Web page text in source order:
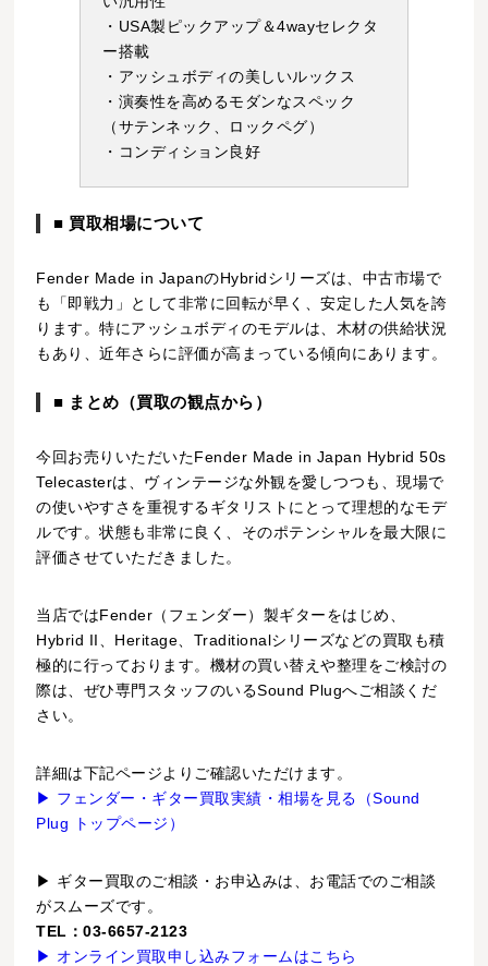
・USA製ピックアップ＆4wayセレクタ
ー搭載
・アッシュボディの美しいルックス
・演奏性を高めるモダンなスペック
（サテンネック、ロックペグ）
・コンディション良好
■ 買取相場について
Fender Made in JapanのHybridシリーズは、中古市場で
も「即戦力」として非常に回転が早く、安定した人気を誇
ります。特にアッシュボディのモデルは、木材の供給状況
もあり、近年さらに評価が高まっている傾向にあります。
■ まとめ（買取の観点から）
今回お売りいただいたFender Made in Japan Hybrid 50s
Telecasterは、ヴィンテージな外観を愛しつつも、現場で
の使いやすさを重視するギタリストにとって理想的なモデ
ルです。状態も非常に良く、そのポテンシャルを最大限に
評価させていただきました。
当店ではFender（フェンダー）製ギターをはじめ、
Hybrid II、Heritage、Traditionalシリーズなどの買取も積
極的に行っております。機材の買い替えや整理をご検討の
際は、ぜひ専門スタッフのいるSound Plugへご相談くだ
さい。
詳細は下記ページよりご確認いただけます。
▶ フェンダー・ギター買取実績・相場を見る（Sound
Plug トップページ）
▶ ギター買取のご相談・お申込みは、お電話でのご相談
がスムーズです。
TEL：03-6657-2123
▶ オンライン買取申し込みフォームはこちら